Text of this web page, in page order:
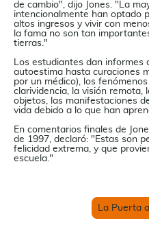
de cambio", dijo Jones. "La
intencionalmente han optado
altos ingresos y vivir con
la fama no son tan
tierras."
Los estudiantes dan informes
autoestima hasta curaciones
por un médico), los
clarividencia, la visión remota,
objetos, las manifestaciones
vida debido a lo que han
En comentarios finales de
de 1997, declaró: "Estas son
felicidad extrema, y que
escuela."
La Puerta